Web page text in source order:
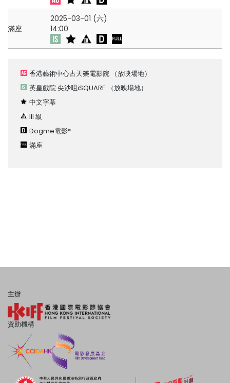
滿座
2025-03-01 (六)
14:00
香港藝術中心古天樂電影院 （放映場地）
英皇戲院 尖沙咀iSQUARE （放映場地）
中文字幕
III 級
Dogme電影*
滿座
主辦
資助機構